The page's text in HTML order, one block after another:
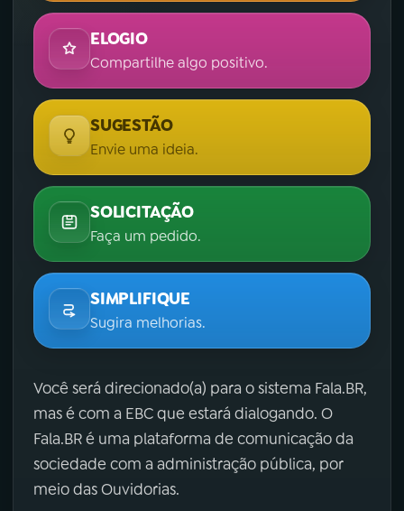
ELOGIO
Compartilhe algo positivo.
SUGESTÃO
Envie uma ideia.
SOLICITAÇÃO
Faça um pedido.
SIMPLIFIQUE
Sugira melhorias.
Você será direcionado(a) para o sistema Fala.BR,
mas é com a EBC que estará dialogando. O
Fala.BR é uma plataforma de comunicação da
sociedade com a administração pública, por
meio das Ouvidorias.